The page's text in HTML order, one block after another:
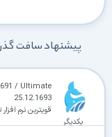
پیشنهاد سافت گذر
/ Ultimate
25.12.1693
قویترین نرم
یکدیگر